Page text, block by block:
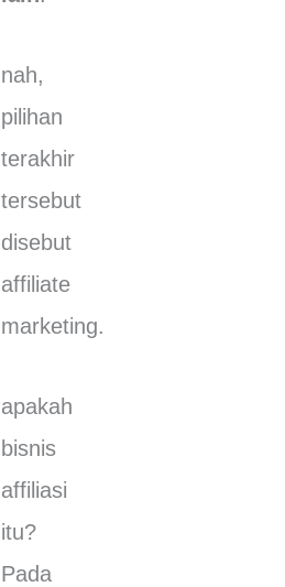
nаh,
ріlіhаn
tеrаkhіr
tersebut
dіѕеbut
affiliate
mаrkеtіng.
араkаh
bіѕnіѕ
affiliasi
itu?
Pаdа